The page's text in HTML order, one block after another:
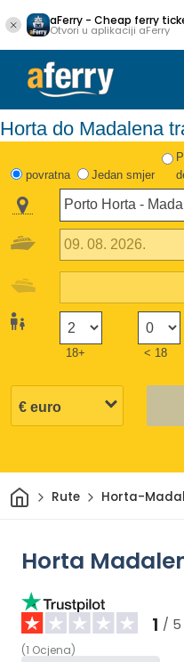
aFerry - Cheap ferry
Otvori u aplikaciji aFerry
Horta do Madalena
povratna Jedan smjer
18+ < 18
DomRute Horta-
Horta
1 / 5
(1 Ocjena)